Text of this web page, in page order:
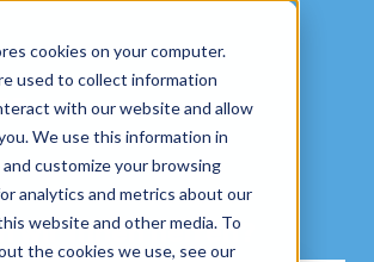
cookies on your computer.
used to collect information
with our website and allow
We use this information in
customize your browsing
analytics and metrics about our
website and other media. To
the cookies we use, see our
wir Ihnen helfen?